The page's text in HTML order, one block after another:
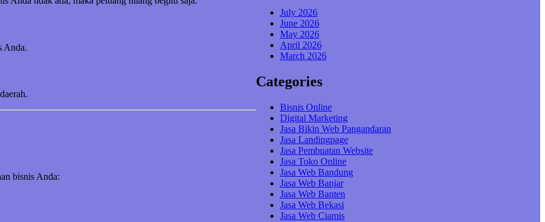
Anda.
bisnis Anda:
July 2026
June 2026
May 2026
April 2026
March 2026
Categories
Bisnis Online
Digital Marketing
Jasa Bikin Web Pangandaran
Jasa Landingpage
Jasa Pembuatan Website
Jasa Toko Online
Jasa Web Bandung
Jasa Web Banjar
Jasa Web Banten
Jasa Web Bekasi
Jasa Web Ciamis